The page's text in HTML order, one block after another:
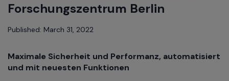
Forschungszentrum Berlin
Published: March 31, 2022
Maximale Sicherheit und Performanz, automatisiert
und mit neuesten Funktionen